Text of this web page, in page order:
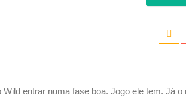
entrar numa fase boa. Jogo ele tem. Já o